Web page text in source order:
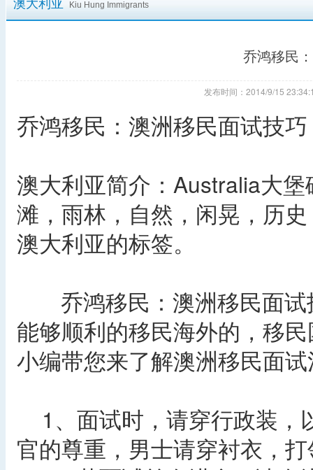
澳大利亚 Kiu Hung Immigrants
乔鸿移民
发布时间：2014/9/15
乔鸿移民：澳洲移民面试技巧
澳大利亚简介：Australia大
滩，雨林，自然，闲晃，历
澳大利亚的标签。
乔鸿移民：澳洲移民面试
能够顺利的移民海外的，移
小编带您来了解澳洲移民面
1、面试时，请穿行政装，
官的尊重，男士请穿衬衣，